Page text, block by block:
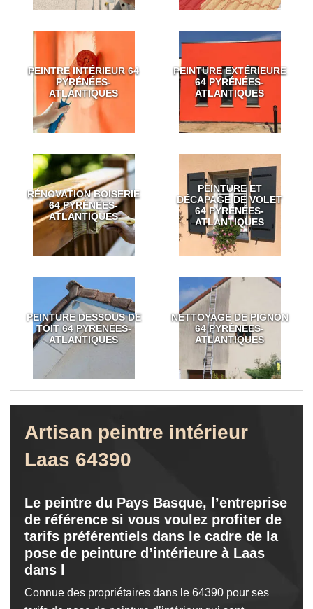
PEINTRE INTÉRIEUR 64
PYRÉNÉES-
ATLANTIQUES
PEINTURE EXTÉRIEURE
64 PYRÉNÉES-
ATLANTIQUES
RÉNOVATION BOISERIE
64 PYRÉNÉES-
ATLANTIQUES
PEINTURE ET
DÉCAPAGE DE VOLET
64 PYRÉNÉES-
ATLANTIQUES
PEINTURE DESSOUS DE
TOIT 64 PYRÉNÉES-
ATLANTIQUES
NETTOYAGE DE PIGNON
64 PYRÉNÉES-
ATLANTIQUES
Artisan peintre intérieur
Laas 64390
Le peintre du Pays Basque, l’entreprise
de référence si vous voulez profiter de
tarifs préférentiels dans le cadre de la
pose de peinture d’intérieure à Laas
dans l
Connue des propriétaires dans le 64390 pour ses